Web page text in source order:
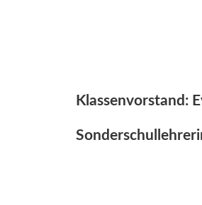
Klassenvorstand: